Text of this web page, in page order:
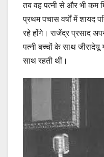
तब वह पत्नी से और भी कम
प्रथम पचास वर्षों में शायद
रहे होंगे। राजेंद्र प्रसाद
पत्नी बच्चों के साथ
साथ रहती थीं।